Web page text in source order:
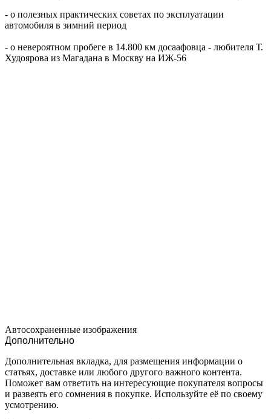
- о полезных практических советах по эксплуатации
автомобиля в зимний период
- о невероятном пробеге в 14.800 км досаафовца - любителя Т.
Худоярова из Магадана в Москву на ИЖ-56
Автосохраненные изображения
Дополнительно
Дополнительная вкладка, для размещения информации о
статьях, доставке или любого другого важного контента.
Поможет вам ответить на интересующие покупателя вопросы
и развеять его сомнения в покупке. Используйте её по своему
усмотрению.